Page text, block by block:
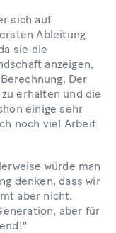
sich auf
Ableitung
sie die
anzeigen,
Der
erhalten und die
einige sehr
noch viel Arbeit
würde man
denken, dass wir
aber nicht.
aber für